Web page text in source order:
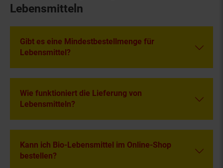
Lebensmitteln
Gibt es eine Mindestbestellmenge für
Lebensmittel?
Wie funktioniert die Lieferung von
Lebensmitteln?
Kann ich Bio-Lebensmittel im Online-Shop
bestellen?